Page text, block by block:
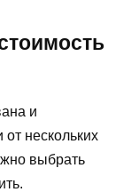
и
нескольких
выбрать